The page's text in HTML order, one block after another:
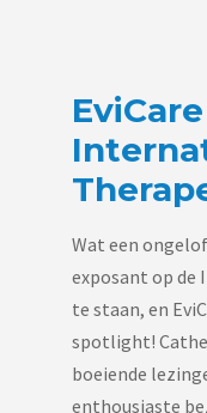
Wat een
exposant op de
te staan, en
spotlight!
boeiende
enthousiaste